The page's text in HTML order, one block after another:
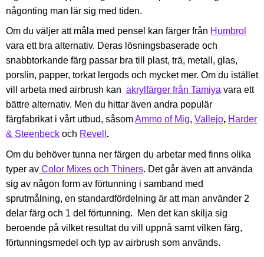
någonting man lär sig med tiden.
Om du väljer att måla med pensel kan färger från Humbrol
vara ett bra alternativ. Deras lösningsbaserade och
snabbtorkande färg passar bra till plast, trä, metall, glas,
porslin, papper, torkat lergods och mycket mer. Om du istället
vill arbeta med airbrush kan akrylfärger från Tamiya vara ett
bättre alternativ. Men du hittar även andra populär
färgfabrikat i vårt utbud, såsomAmmo of Mig, Vallejo, Harder
& Steenbeck och Revell .
Om du behöver tunna ner färgen du arbetar med finns olika
typer av Color Mixes och Thiners. Det går även att använda
sig av någon form av förtunning i samband med
sprutmålning, en standardfördelning är att man använder 2
delar färg och 1 del förtunning. Men det kan skilja sig
beroende på vilket resultat du vill uppnå samt vilken färg,
förtunningsmedel och typ av airbrush som används.